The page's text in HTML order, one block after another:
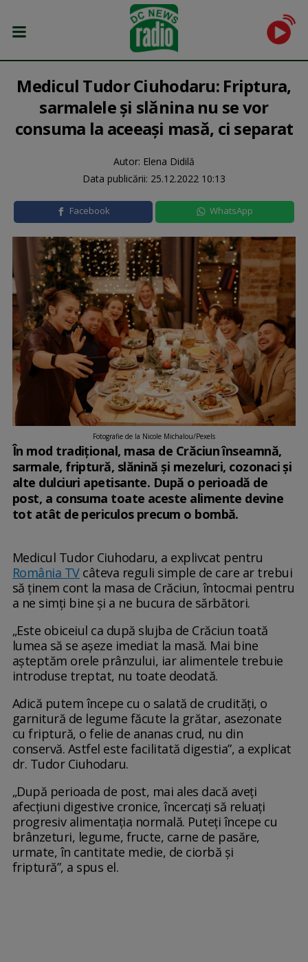
Medicul Tudor Ciuhodaru: Friptura,
sarmalele şi slănina nu se vor
consuma la aceeaşi masă, ci separat
Autor: Elena Didilă
Data publicării: 25.12.2022 10:13
Facebook WhatsApp
Fotografie de la Nicole Michalou/Pexels
În mod tradițional, masa de Crăciun înseamnă,
sarmale, friptură, slănină și mezeluri, cozonaci și
alte dulciuri apetisante. După o perioadă de
post, a consuma toate aceste alimente devine
tot atât de periculos precum o bombă.
Medicul Tudor Ciuhodaru, a explivcat pentru
România TVcâteva reguli simple de care ar trebui
să ținem cont la masa de Crăciun, întocmai pentru
a ne simți bine și a ne bucura de sărbători.
„Este obiceiul ca după slujba de Crăciun toată
lumea să se aşeze imediat la masă. Mai bine
aşteptăm orele prânzului, iar alimentele trebuie
introduse treptat, nu toate deodată.
Adică putem începe cu o salată de crudităţi, o
garnitură de legume făcute la grătar, asezonate
cu friptură, o felie de ananas crud, nu din
conservă. Astfel este facilitată digestia”, a explicat
dr. Tudor Ciuhodaru.
„După perioada de post, mai ales dacă aveţi
afecţiuni digestive cronice, încercaţi să reluaţi
progresiv alimentaţia normală. Puteţi începe cu
brânzeturi, legume, fructe, carne de pasăre,
urmate, în cantitate medie, de ciorbă şi
friptură”, a spus el.